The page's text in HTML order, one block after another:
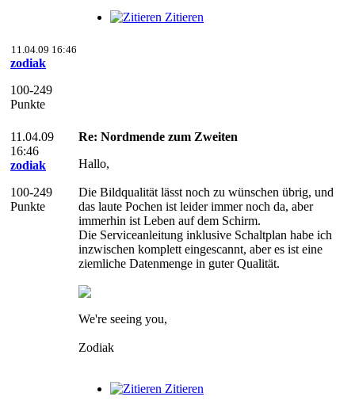
Zitieren
11.04.09 16:46
zodiak
100-249
Punkte
11.04.09
16:46
zodiak
100-249
Punkte
Re: Nordmende zum Zweiten
Hallo,
Die Bildqualität lässt noch zu wünschen übrig, und
das laute Pochen ist leider immer noch da, aber
immerhin ist Leben auf dem Schirm.
Die Serviceanleitung inklusive Schaltplan habe ich
inzwischen komplett eingescannt, aber es ist eine
ziemliche Datenmenge in guter Qualität.
We're seeing you,
Zodiak
Zitieren